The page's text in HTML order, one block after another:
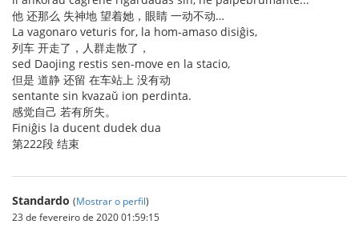
他 还那么 失神地 望着她，眼睛 一动不动…
La vagonaro veturis for, la hom-amaso disiĝis,
列车 开走了，人群走散了，
sed Daojing restis sen-move en la stacio,
但是 道静 还留 在车站上 没有动
sentante sin kvazaŭ ion perdinta.
感觉自己 若有所失。
Finiĝis la ducent dudek dua
第222段 结束
Standardo (Mostrar o perfil)
23 de fevereiro de 2020 01:59:15